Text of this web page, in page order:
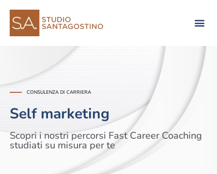
Self marketing
CONSULENZA DI CARRIERA
Self marketing
Scopri i nostri percorsi Fast Career Coaching
studiati su misura per te